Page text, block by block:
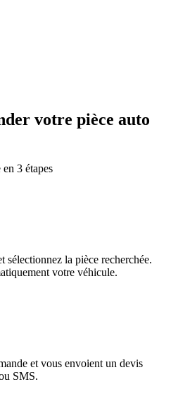
votre pièce auto
3 étapes
la pièce recherchée.
votre véhicule.
et vous envoient un devis
SMS.